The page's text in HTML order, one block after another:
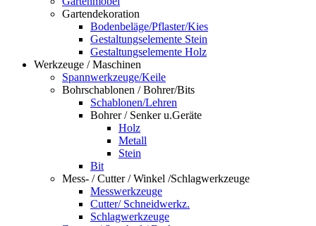
Gartendekoration
Bodenbeläge/Pflaster/Kies
Gestaltungselemente Stein
Gestaltungselemente Holz
Werkzeuge / Maschinen
Spannwerkzeuge/Keile
Bohrschablonen / Bohrer/Bits
Schablonen/Lehren
Bohrer / Senker u.Geräte
Holz
Metall
Stein
Bit
Mess- / Cutter / Winkel /Schlagwerkzeuge
Messwerkzeuge
Cutter/ Schneidwerkz.
Schlagwerkzeuge